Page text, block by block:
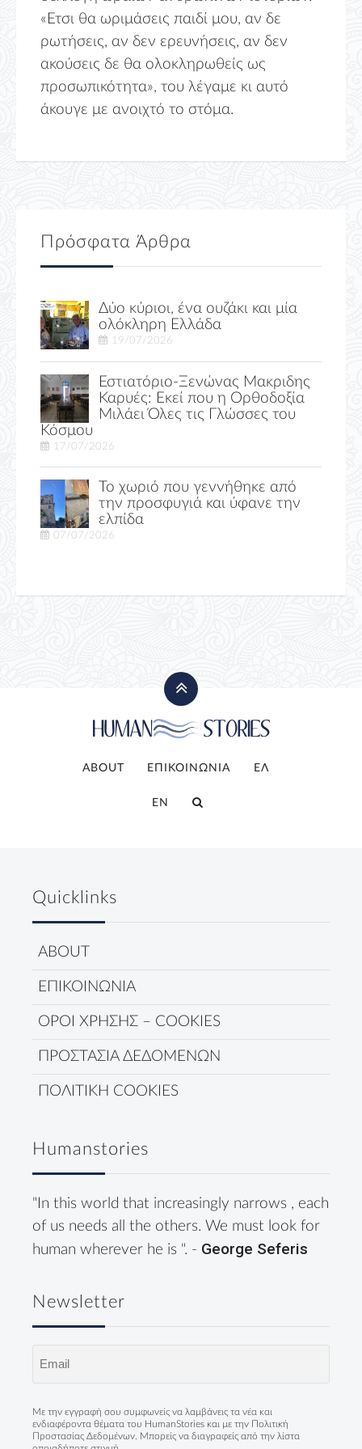
«Ετσι θα ωριμάσεις παιδί μου, αν δε
ρωτήσεις, αν δεν ερευνήσεις, αν δεν
ακούσεις δε θα ολοκληρωθείς ως
προσωπικότητα», του λέγαμε κι αυτό
άκουγε με ανοιχτό το στόμα.
Πρόσφατα Άρθρα
Δύο κύριοι, ένα ουζάκι και μία
ολόκληρη Ελλάδα
19/07/2026
Εστιατόριο-Ξενώνας Μακριδης
Καρυές: Εκεί που η Ορθοδοξία
Μιλάει Όλες τις Γλώσσες του
Κόσμου
17/07/2026
Το χωριό που γεννήθηκε από
την προσφυγιά και ύφανε την
ελπίδα
07/07/2026
ABOUT ΕΠΙΚΟΙΝΩΝΙΑ ΕΛ
EN
Quicklinks
ABOUT
ΕΠΙΚΟΙΝΩΝΙΑ
ΟΡΟΙ ΧΡΗΣΗΣ – COOKIES
ΠΡΟΣΤΑΣΙΑ ΔΕΔΟΜΕΝΩΝ
ΠΟΛΙΤΙΚΗ COOKIES
Humanstories
"In this world that increasingly narrows , each
of us needs all the others. We must look for
human wherever he is ". - George Seferis
Newsletter
Με την εγγραφή σου συμφωνείς να λαμβάνεις τα νέα και
ενδιαφέροντα θέματα του HumanStories και με την
Πολιτική
Προστασίας Δεδομένων . Μπορείς να διαγραφείς από την λίστα